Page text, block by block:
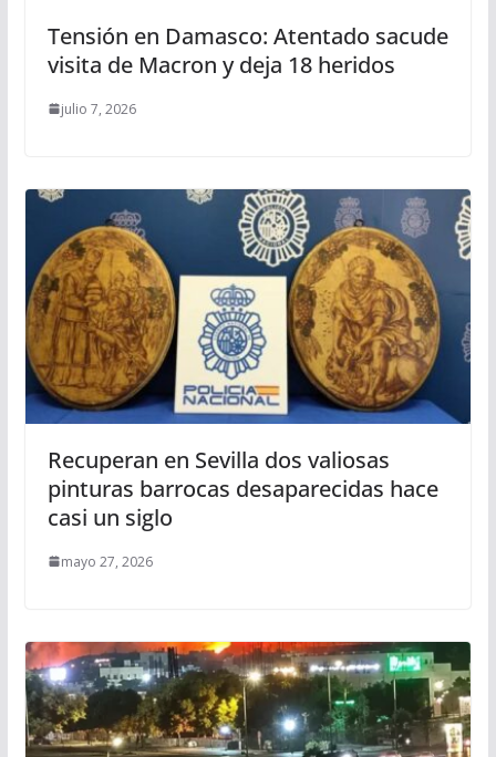
Tensión en Damasco: Atentado sacude
visita de Macron y deja 18 heridos
julio 7, 2026
Recuperan en Sevilla dos valiosas
pinturas barrocas desaparecidas hace
casi un siglo
mayo 27, 2026